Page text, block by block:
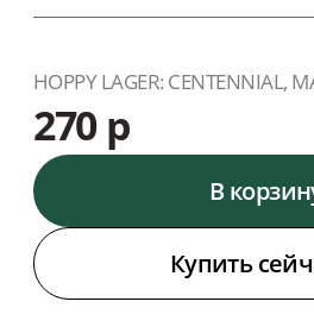
HOPPY LAGER: CENTENNIAL,
270 р
В
Купить